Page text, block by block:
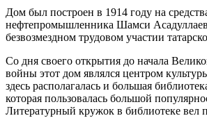
Дом был построен в 1914 году на
нефтепромышленника Шамси
безвозмездном трудовом участии
Со дня своего открытия до начала
войны этот дом являлся центром
здесь располагалась и большая
которая пользовалась большой
Литературный кружок в библиотеке вел